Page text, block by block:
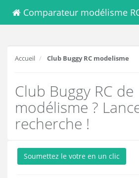
Comparateur modélisme
Accueil Club Buggy RC modelisme
Club Buggy RC de
modélisme ?
recherche !
Soumettez le votre en un clic